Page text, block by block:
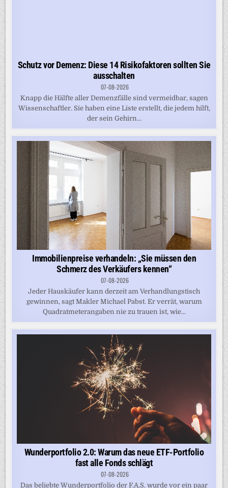
Schutz vor Demenz: Diese 14 Risikofaktoren sollten Sie
ausschalten
07-08-2026
Knapp die Hälfte aller Demenzfälle sind vermeidbar, sagen
Wissenschaftler. Sie haben eine Liste erstellt, die jedem hilft,
der sein Gehirn...
Immobilienpreise verhandeln: „Sie müssen den
Schmerz des Verkäufers kennen“
07-08-2026
Jeder Hauskäufer kann derzeit am Verhandlungstisch
gewinnen, sagt Makler Michael Pabst. Er verrät, warum
Quadratmeterangaben nie zu trauen ist, wie...
Wunderportfolio 2.0: Warum das neue ETF-Portfolio
fast alle Fonds schlägt
07-08-2026
Das beliebte Wunderportfolio der F.A.S. wurde vor ein paar